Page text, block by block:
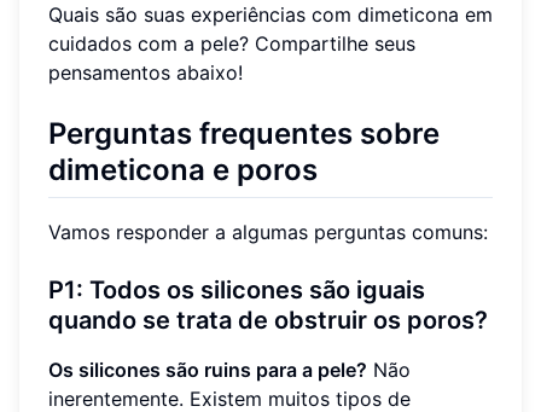
Quais são suas experiências com dimeticona em
cuidados com a pele? Compartilhe seus
pensamentos abaixo!
Perguntas frequentes sobre
dimeticona e poros
Vamos responder a algumas perguntas comuns:
P1: Todos os silicones são iguais
quando se trata de obstruir os poros?
Os silicones são ruins para a pele? Não
inerentemente. Existem muitos tipos de